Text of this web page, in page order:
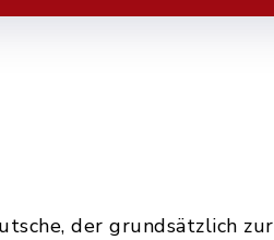
der grundsätzlich zur